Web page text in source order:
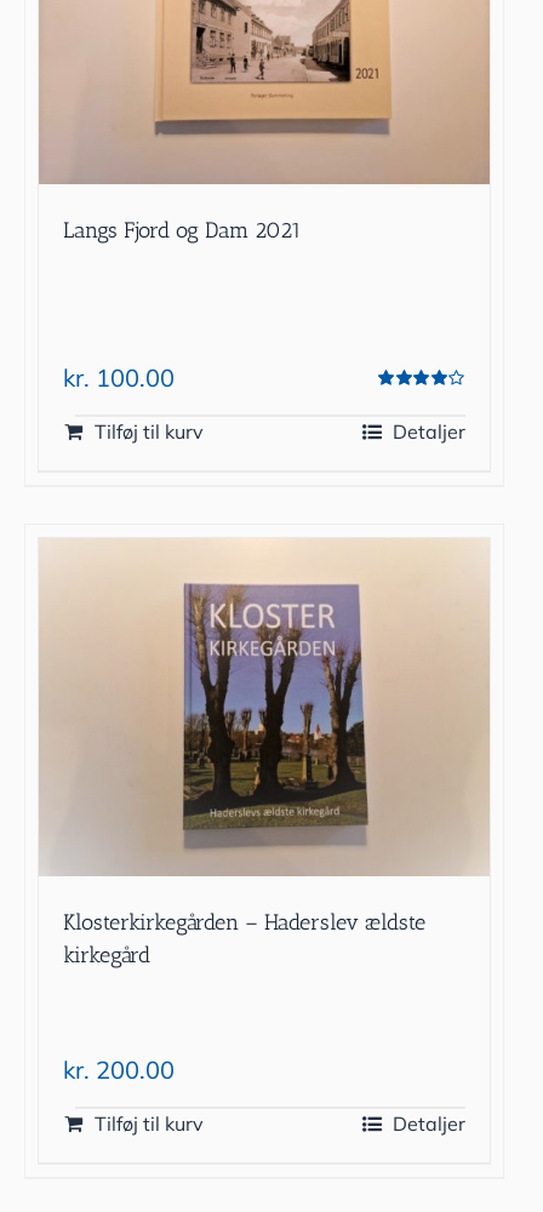
Langs Fjord og Dam 2021
4.00
ud af 5
kr. 100.00
Tilføj til kurv Detaljer
Klosterkirkegården – Haderslev ældste
kirkegård
kr. 200.00
Tilføj til kurv Detaljer